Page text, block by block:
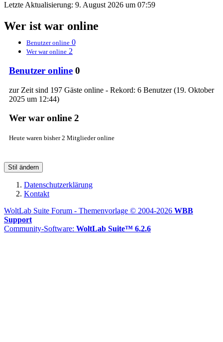
Letzte Aktualisierung: 9. August 2026 um 07:59
Wer ist war online
Benutzer online 0
Wer war online 2
Benutzer online 0
zur Zeit sind 197 Gäste online - Rekord: 6 Benutzer (19. Oktober
2025 um 12:44)
Wer war online 2
Heute waren bisher 2 Mitglieder online
Stil ändern
Datenschutzerklärung
Kontakt
WoltLab Suite Forum - Themenvorlage © 2004-2026 WBB
Support
Community-Software: WoltLab Suite™ 6.2.6